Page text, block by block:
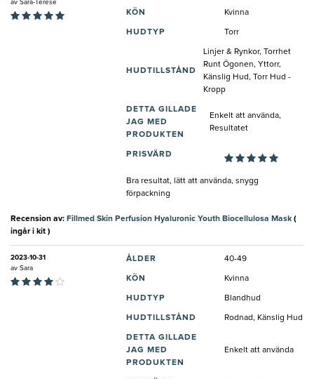
av Sara-Terese
KÖN Kvinna
HUDTYP Torr
HUDTILLSTÅND
Linjer & Rynkor, Torrhet
Runt Ögonen, Yttorr,
Känslig Hud, Torr Hud -
Kropp
DETTA GILLADE
JAG MED
PRODUKTEN
Enkelt att använda,
Resultatet
PRISVÄRD
Bra resultat, lätt att använda, snygg
förpackning
Recension av: Fillmed Skin Perfusion Hyaluronic Youth Biocellulosa Mask(
ingår i kit )
2023-10-31
av Sara
ÅLDER 40-49
KÖN Kvinna
HUDTYP Blandhud
HUDTILLSTÅND Rodnad, Känslig Hud
DETTA GILLADE
JAG MED
PRODUKTEN
Enkelt att använda